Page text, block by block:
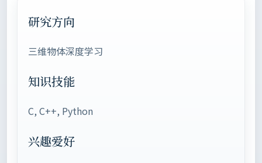
研究方向
三维物体深度学习
知识技能
C, C++, Python
兴趣爱好